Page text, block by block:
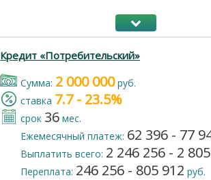
Кредит «Потребительский»
Cумма: 2 000 000руб.
cтавка 7.7 - 23.5%
срок 36 мес.
Ежемесячный платеж: 62 396 - 77
Выплатить всего: 2 246 256 - 2
Переплата: 246 256 - 805 912 руб.